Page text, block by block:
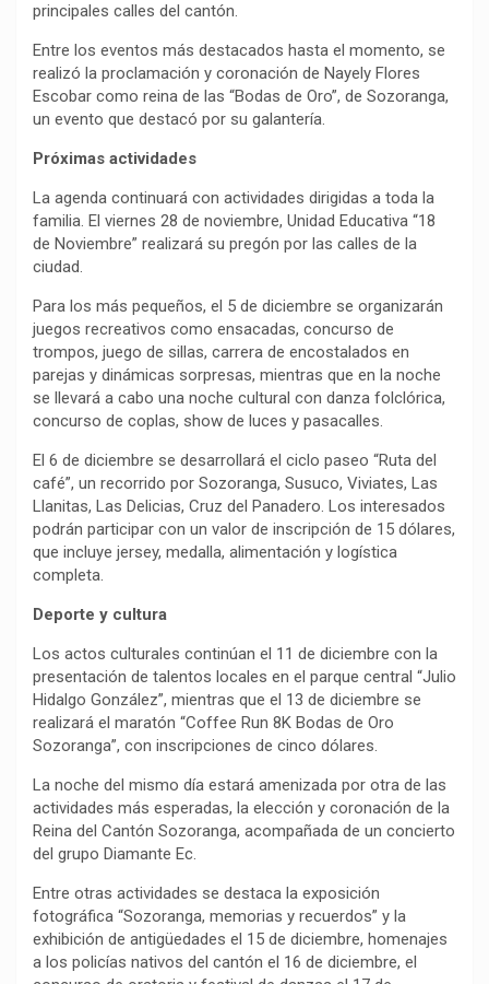
principales calles del cantón.
Entre los eventos más destacados hasta el momento, se
realizó la proclamación y coronación de Nayely Flores
Escobar como reina de las “Bodas de Oro”, de Sozoranga,
un evento que destacó por su galantería.
Próximas actividades
La agenda continuará con actividades dirigidas a toda la
familia. El viernes 28 de noviembre, Unidad Educativa “18
de Noviembre” realizará su pregón por las calles de la
ciudad.
Para los más pequeños, el 5 de diciembre se organizarán
juegos recreativos como ensacadas, concurso de
trompos, juego de sillas, carrera de encostalados en
parejas y dinámicas sorpresas, mientras que en la noche
se llevará a cabo una noche cultural con danza folclórica,
concurso de coplas, show de luces y pasacalles.
El 6 de diciembre se desarrollará el ciclo paseo “Ruta del
café”, un recorrido por Sozoranga, Susuco, Viviates, Las
Llanitas, Las Delicias, Cruz del Panadero. Los interesados
podrán participar con un valor de inscripción de 15 dólares,
que incluye jersey, medalla, alimentación y logística
completa.
Deporte y cultura
Los actos culturales continúan el 11 de diciembre con la
presentación de talentos locales en el parque central “Julio
Hidalgo González”, mientras que el 13 de diciembre se
realizará el maratón “Coffee Run 8K Bodas de Oro
Sozoranga”, con inscripciones de cinco dólares.
La noche del mismo día estará amenizada por otra de las
actividades más esperadas, la elección y coronación de la
Reina del Cantón Sozoranga, acompañada de un concierto
del grupo Diamante Ec.
Entre otras actividades se destaca la exposición
fotográfica “Sozoranga, memorias y recuerdos” y la
exhibición de antigüedades el 15 de diciembre, homenajes
a los policías nativos del cantón el 16 de diciembre, el